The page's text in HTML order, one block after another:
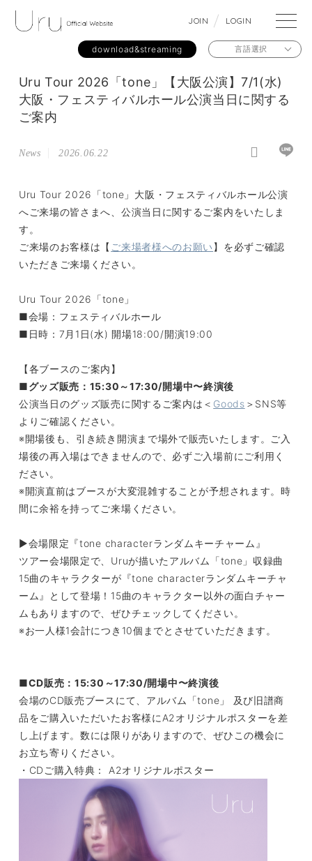
JOI N LOGI N
download&streaming 言語選択
Uru Tour 2026「tone」【大阪公演】7/1(水)
大阪・フェスティバルホール公演当日に関する
ご案内
News 2026.06.22
Uru Tour 2026「tone」大阪・フェスティバルホール公演
へご来場の皆さまへ、公演当日に関するご案内をいたしま
す。
ご来場のお客様は【 ご来場者様へのお願い 】を必ずご確認
いただきご来場ください。
Uru Tour 2026「tone」
■会場：フェスティバルホール
■日時：7月1日(水) 開場18:00/開演19:00
【各ブースのご案内】
■グッズ販売：15:30～17:30/開場中〜終演後
公演当日のグッズ販売に関するご案内は＜ Goods ＞SNS等
よりご確認ください。
※開場後も、引き続き開演まで場外で販売いたします。ご入
場後の再入場はできませんので、必ずご入場前にご利用く
ださい。
※開演直前はブースが大変混雑することが予想されます。時
間に余裕を持ってご来場ください。
▶︎会場限定『tone characterランダムキーチャーム』
ツアー会場限定で、Uruが描いたアルバム「tone」収録曲
15曲のキャラクターが『tone characterランダムキーチャ
ーム』として登場！15曲のキャラクター以外の面白チャー
ムもありますので、ぜひチェックしてください。
※お一人様1会計につき10個までとさせていただきます。
■CD販売：15:30～17:30/開場中〜終演後
会場のCD販売ブースにて、アルバム「tone」 及び旧譜商
品をご購入いただいたお客様にA2オリジナルポスターを差
し上げます。数には限りがありますので、ぜひこの機会に
お立ち寄りください。
・CDご購入特典： A2オリジナルポスター